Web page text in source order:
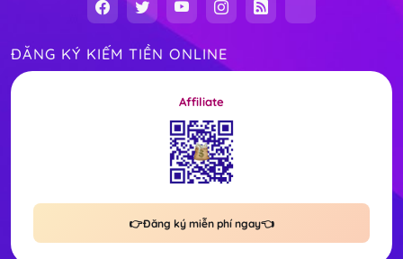
ĐĂNG KÝ KIẾM TIỀN ONLINE
Affiliate
👉Đăng ký miễn phí ngay👈